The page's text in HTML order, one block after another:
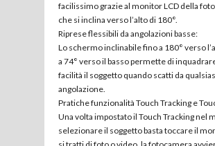
facilissimo grazie al monitor LCD della
che si inclina verso l’alto di 180°.
Riprese flessibili da angolazioni basse:
Lo schermo inclinabile fino a 180° verso
a 74° verso il basso permette di
facilità il soggetto quando scatti da
angolazione.
Pratiche funzionalità Touch Tracking e
Una volta impostato il Touch Tracking nel
selezionare il soggetto basta toccare il